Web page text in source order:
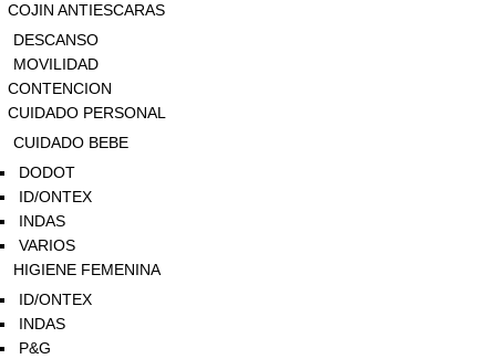
COJIN ANTIESCARAS
DESCANSO
MOVILIDAD
CONTENCION
CUIDADO PERSONAL
CUIDADO BEBE
DODOT
ID/ONTEX
INDAS
VARIOS
HIGIENE FEMENINA
ID/ONTEX
INDAS
P&G